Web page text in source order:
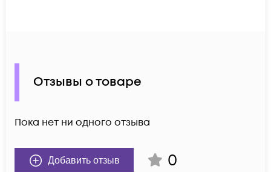
Отзывы о товаре
Пока нет ни одного отзыва
Добавить отзыв 0